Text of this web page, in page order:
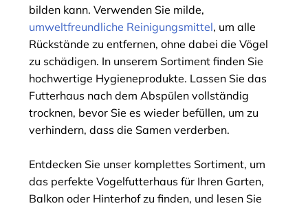
bilden kann. Verwenden Sie milde,
umweltfreundliche Reinigungsmittel, um alle
Rückstände zu entfernen, ohne dabei die Vögel
zu schädigen. In unserem Sortiment finden Sie
hochwertige Hygieneprodukte. Lassen Sie das
Futterhaus nach dem Abspülen vollständig
trocknen, bevor Sie es wieder befüllen, um zu
verhindern, dass die Samen verderben.
Entdecken Sie unser komplettes Sortiment, um
das perfekte Vogelfutterhaus für Ihren Garten,
Balkon oder Hinterhof zu finden, und lesen Sie